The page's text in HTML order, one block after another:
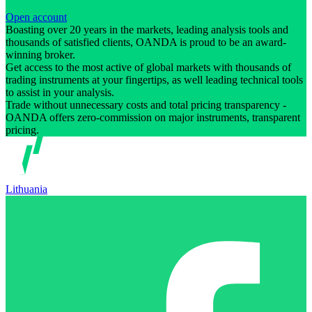
Open account
Boasting over 20 years in the markets, leading analysis tools and
thousands of satisfied clients, OANDA is proud to be an award-
winning broker.
Get access to the most active of global markets with thousands of
trading instruments at your fingertips, as well leading technical tools
to assist in your analysis.
Trade without unnecessary costs and total pricing transparency -
OANDA offers zero-commission on major instruments, transparent
pricing.
Lithuania